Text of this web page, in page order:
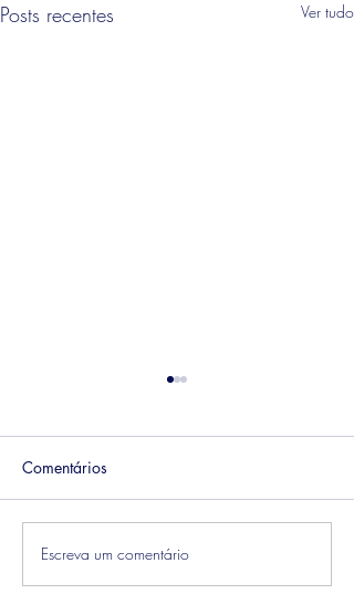
Posts recentes Ver tudo
Definição de objetivos
2024
Comentários
Escreva um comentário